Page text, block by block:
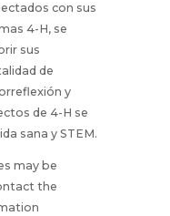
con sus
4-H, se
sus
de
y
de 4-H se
sana y STEM.
may be
the